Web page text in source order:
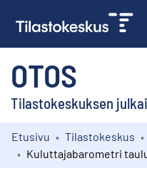
OTOS
Tilastokeskuksen
Kokoelmat
Etusivu Tilastokeskus